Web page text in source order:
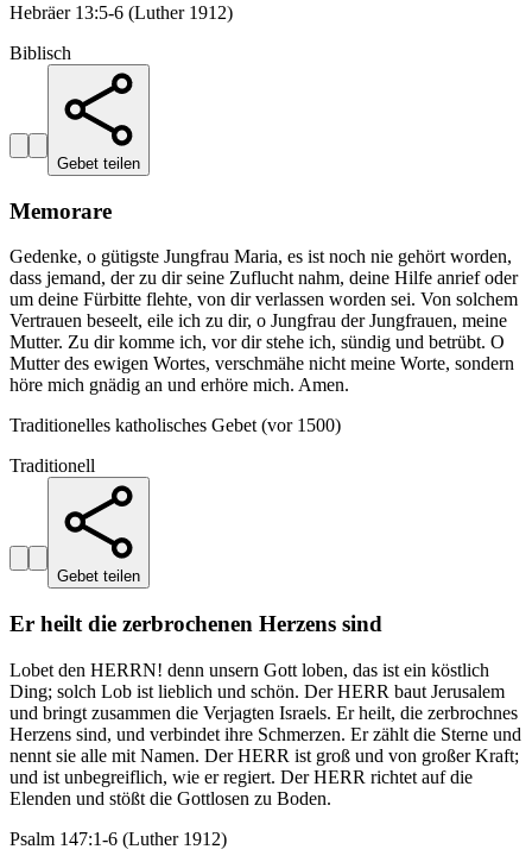
Hebräer 13:5-6 (Luther 1912)
Biblisch
Gebet teilen
Memorare
Gedenke, o gütigste Jungfrau Maria, es ist noch nie gehört worden,
dass jemand, der zu dir seine Zuflucht nahm, deine Hilfe anrief oder
um deine Fürbitte flehte, von dir verlassen worden sei. Von solchem
Vertrauen beseelt, eile ich zu dir, o Jungfrau der Jungfrauen, meine
Mutter. Zu dir komme ich, vor dir stehe ich, sündig und betrübt. O
Mutter des ewigen Wortes, verschmähe nicht meine Worte, sondern
höre mich gnädig an und erhöre mich. Amen.
Traditionelles katholisches Gebet (vor 1500)
Traditionell
Gebet teilen
Er heilt die zerbrochenen Herzens sind
Lobet den HERRN! denn unsern Gott loben, das ist ein köstlich
Ding; solch Lob ist lieblich und schön. Der HERR baut Jerusalem
und bringt zusammen die Verjagten Israels. Er heilt, die zerbrochnes
Herzens sind, und verbindet ihre Schmerzen. Er zählt die Sterne und
nennt sie alle mit Namen. Der HERR ist groß und von großer Kraft;
und ist unbegreiflich, wie er regiert. Der HERR richtet auf die
Elenden und stößt die Gottlosen zu Boden.
Psalm 147:1-6 (Luther 1912)